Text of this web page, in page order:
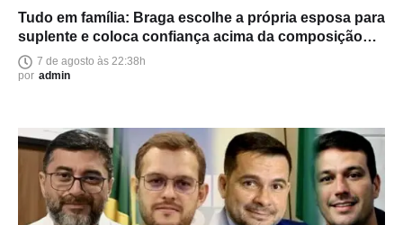
Tudo em família: Braga escolhe a própria esposa para
suplente e coloca confiança acima da composição
política
7 de agosto às 22:38h
por admin